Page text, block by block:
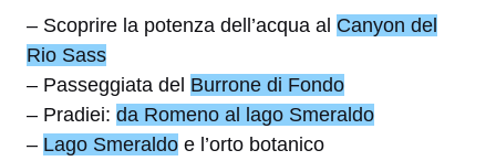
– Scoprire la potenza dell’acqua al Canyon del
Rio Sass
– Passeggiata del Burrone di Fondo
– Pradiei: da Romeno al lago Smeraldo
– Lago Smeraldo e l’orto botanico